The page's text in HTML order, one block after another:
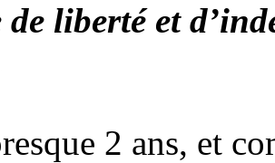
liberté et
2 ans, et